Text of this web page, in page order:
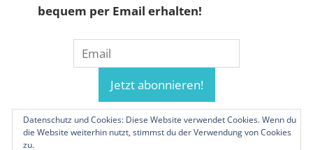
bequem per Email erhalten!
Datenschutz und Cookies: Diese Website verwendet Cookies. Wenn du
die Website weiterhin nutzt, stimmst du der Verwendung von Cookies
zu.